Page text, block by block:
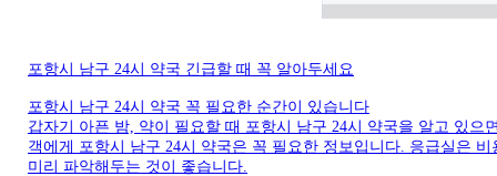
포항시 남구 24시 약국 긴급할 때 꼭 알아두세요
포항시 남구 24시 약국 꼭 필요한 순간이 있습니다
갑자기 아픈 밤, 약이 필요할 때 포항시 남구 24시 약국을 알고 있
객에게 포항시 남구 24시 약국은 꼭 필요한 정보입니다. 응급실은
미리 파악해두는 것이 좋습니다.